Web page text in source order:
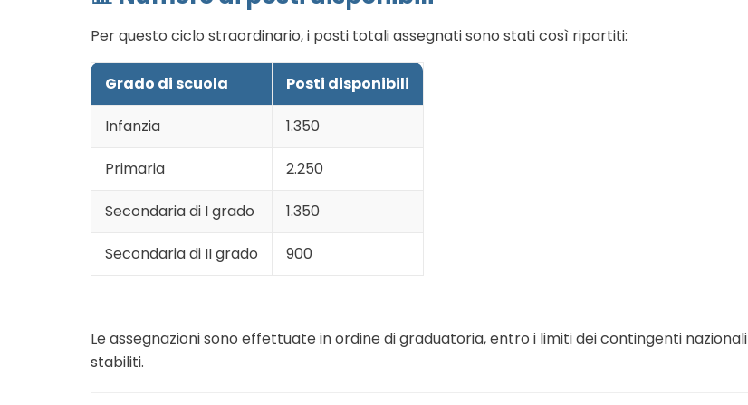
Per questo ciclo straordinario, i posti totali assegnati sono stati così ripartiti:
Grado di scuola Posti disponibili
Infanzia 1.350
Primaria 2.250
Secondaria di I grado 1.350
Secondaria di II grado 900
Le assegnazioni sono effettuate in ordine di graduatoria, entro i limiti dei contingenti nazionali
stabiliti.